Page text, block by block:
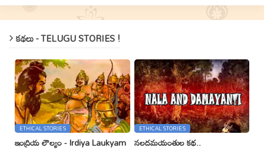
కథలు - TELUGU STORIES !
ETHICAL STORIES
ఇంద్రియ లౌల్యం - Irdiya Laukyam
ETHICAL STORIES
నలదమయంతుల కథ..